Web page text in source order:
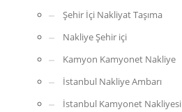
Şehir İçi Nakliyat Taşıma
Nakliye Şehir içi
Kamyon Kamyonet Nakliye
İstanbul Nakliye Ambarı
İstanbul Kamyonet Nakliyesi